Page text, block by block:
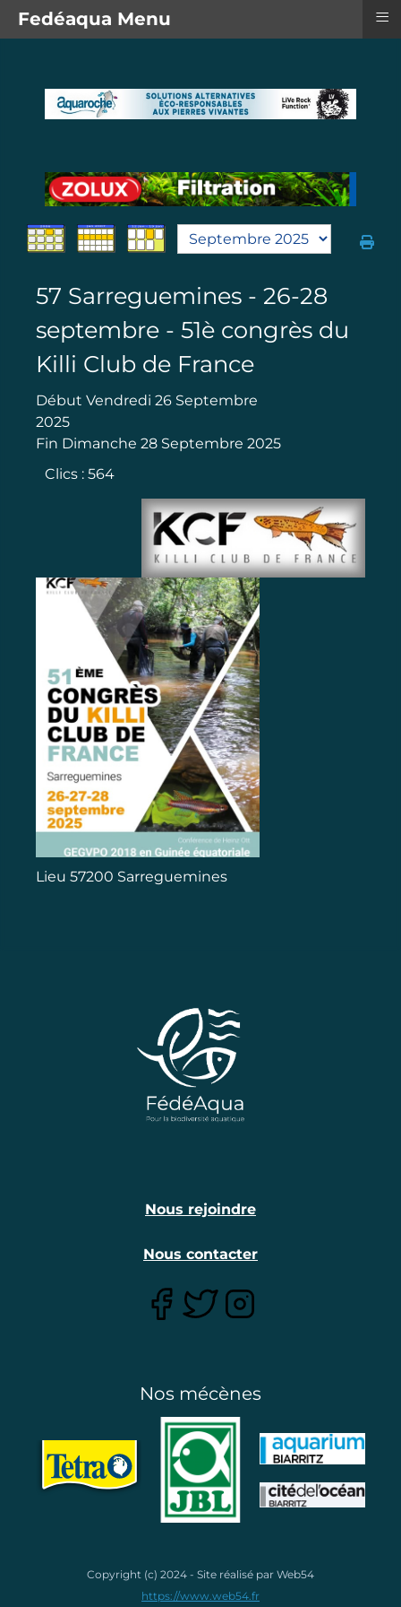
57 Sarreguemines - 26-28
septembre - 51è congrès du
Killi Club de France
Début Vendredi 26 Septembre
2025
Fin Dimanche 28 Septembre 2025
Clics : 564
Lieu 57200 Sarreguemines
Nous rejoindre
Nous contacter
Nos mécènes
Copyright (c) 2024 - Site réalisé par Web54
https://www.web54.fr
Fedéaqua Menu ≡